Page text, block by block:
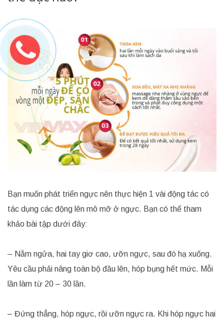
Bạn muốn phát triển ngực nên thực hiện 1 vài động tác có
tác dụng các động lên mô mỡ ở ngực. Bạn có thể tham
khảo bài tập dưới đây:
– Nằm ngửa, hai tay giơ cao, ưỡn ngực, sau đó hạ xuống.
Yêu cầu phải nâng toàn bộ đầu lên, hóp bụng hết mức. Mỗi
lần làm từ 20 – 30 lần.
– Đứng thẳng, hóp ngực, rồi ưỡn ngực ra. Khi hóp ngực hai